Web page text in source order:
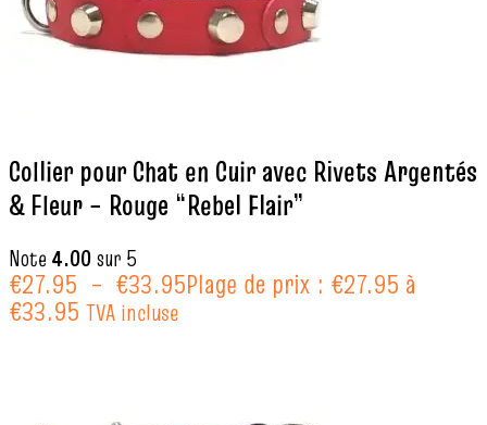
Collier pour Chat en Cuir avec Rivets Argentés
& Fleur – Rouge “Rebel Flair”
Note 4.00sur 5
€27.95 – €33.95Plage de prix : €27.95 à
€33.95 TVA incluse